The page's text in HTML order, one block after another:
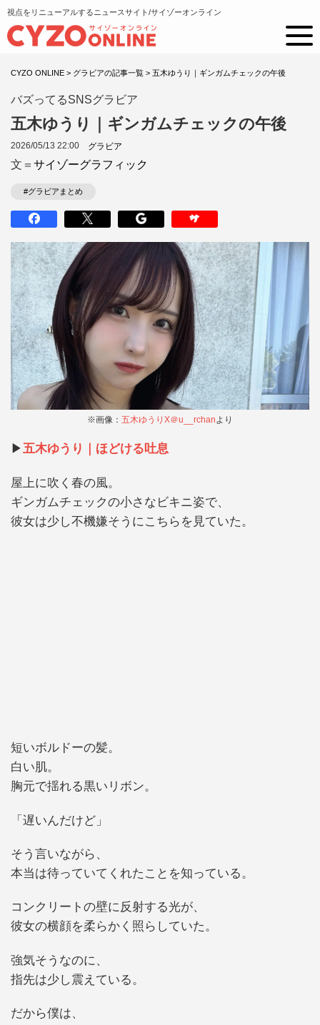
視点をリニューアルするニュースサイト/サイゾーオンライン
CYZO ONLINE > グラビアの記事一覧 > 五木ゆうり｜ギンガムチェックの午後
バズってるSNSグラビア
五木ゆうり｜ギンガムチェックの午後
2026/05/13 22:00 グラビア
文＝ サイゾーグラフィック
#グラビアまとめ
※画像： 五木ゆうりX＠u__rchanより
▶︎五木ゆうり｜ほどける吐息
屋上に吹く春の風。
ギンガムチェックの小さなビキニ姿で、
彼女は少し不機嫌そうにこちらを見ていた。
短いボルドーの髪。
白い肌。
胸元で揺れる黒いリボン。
「遅いんだけど」
そう言いながら、
本当は待っていてくれたことを知っている。
コンクリートの壁に反射する光が、
彼女の横顔を柔らかく照らしていた。
強気そうなのに、
指先は少し震えている。
だから僕は、